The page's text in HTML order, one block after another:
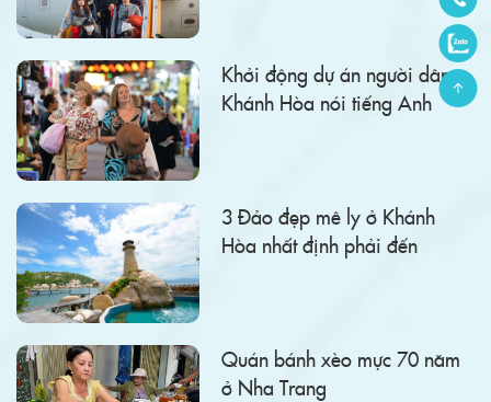
Khởi động dự án người dân
Khánh Hòa nói tiếng Anh
3 Đảo đẹp mê ly ở Khánh
Hòa nhất định phải đến
Quán bánh xèo mực 70 năm
ở Nha Trang